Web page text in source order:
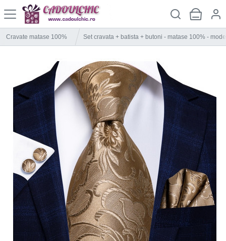
Cravate matase 100% Set cravata + batista + butoni - matase 100% -